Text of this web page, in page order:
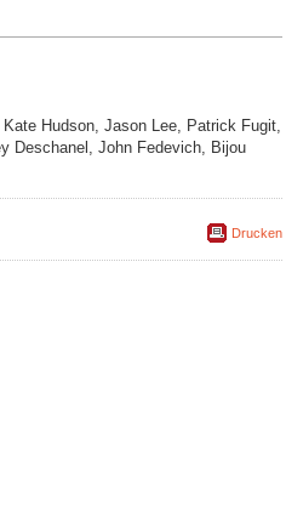
Hudson, Jason Lee, Patrick Fugit,
Deschanel, John Fedevich, Bijou
Drucken